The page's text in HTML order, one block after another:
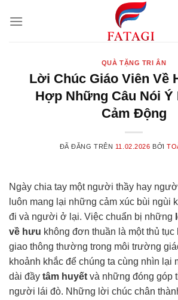
đến
QUÀ TẶNG TRI ÂN
Lời Chúc Giáo Viên Về
Hợp Những Câu Nói Ý
Cảm Động
ĐÃ ĐĂNG TRÊN 11.02.2026 BỞI
Ngày chia tay một người thầy hay
luôn mang lại những cảm xúc bùi ngùi
đi và người ở lại. Việc chuẩn bị những
về hưu không đơn thuần là một thủ tục
giao thông thường trong môi trường
khoảnh khắc để chúng ta cùng nhìn lại
dài đầy tâm huyết và những đóng góp
người lái đò. Những lời chúc chân